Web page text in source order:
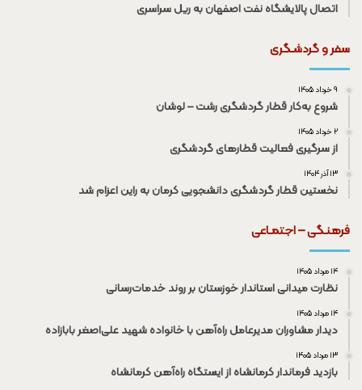
اتصال پالایشگاه نفت اصفهان به ریل سراسری
سفر و گردشـگری
۹ خرداد ۱۴۰۵
شروع به‌کار قطار گردشگری رشت – لوشان
۲ خرداد ۱۴۰۵
از سرگیری فعالیت قطار‌های گردشگری
۱۳ آذر ۱۴۰۴
نخستین قطار گردشگری دانشجویی کرمان به راین اعزام شد
فرهنـگی – اجتمـاعی
۱۴ مرداد ۱۴۰۵
نظارت میدانی استاندار خوزستان بر روند خدمات‌رسانی
۱۴ مرداد ۱۴۰۵
دیدار مشاوران مدیرعامل راه‌آهن با خانواده شهید علی‌اصغر بابازاده
۱۳ مرداد ۱۴۰۵
بازدید فرماندار کرمانشاه از ایستگاه راه‌آهن کرمانشاه